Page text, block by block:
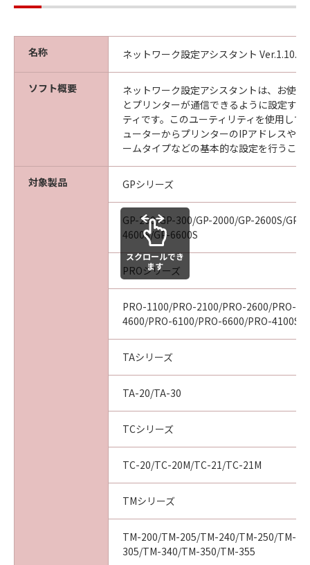
見された場合には、キヤノンは、「メディ
保証の否認・免責
(1) 「本ソフトウエア」は、『現状のまま』の
状態で使用許諾されます。キヤノン、キヤノン
の関連会社、それらの販売代理店及び販売店
は、「本ソフトウエア」に関して、商品性及び
特定の目的への適合性の保証を含め、いかなる
保証も、明示たると黙示たるとを問わず一切し
ないものとします。
(2) キヤノン、キヤノンの関連会社、それらの販
の使用または使用不能から生ずるいかなる損害
（逸失利益及びその他の派生的または付随的な
損害を含むがこれらに限定されない）につい
て、一切の責任を負わないものとします。例
え、キヤノン、キヤノンの関連会社、それらの
ついて知らされていた場合でも同様です。
(3) キヤノン、キヤノンの関連会社、それらの販
使用に起因または関連してお客様と第三者との
間に生じたいかなる紛争についても、一切責任
を負わないものとします。
(4) 以上が、「本ソフトウエア」に関するキヤノ
ン、キヤノンの関連会社、それらの販売代理店
及び販売店のすべての責任であり、お客様の唯
お客様は、日本国政府または関連する外国政府
ウエア」の全部または一部を、直接または間接
に輸出してはなりません。
名称 ネットワーク設定アシスタント Ver.1.10.0
ソフト概要
ネットワーク設定アシスタントは、お使
とプリンターが通信できるように設定す
ティです。このユーティリティを使用して
ューターからプリンターのIPアドレスや
ームタイプなどの基本的な設定を行うこと
対象製品 GPシリーズ
GP-200/GP-300/GP-2000/GP-2600S/GP-
4600S/GP-6600S
PROシリーズ
PRO-1100/PRO-2100/PRO-2600/PRO-
4600/PRO-6100/PRO-6600/PRO-4100S/
TAシリーズ
TA-20/TA-30
TCシリーズ
TC-20/TC-20M/TC-21/TC-21M
TMシリーズ
TM-200/TM-205/TM-240/TM-250/TM-
305/TM-340/TM-350/TM-355
スクロールでき
ます